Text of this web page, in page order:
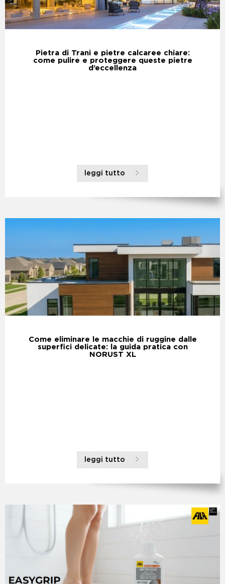
Pietra di Trani e pietre calcaree chiare:
come pulire e proteggere queste pietre
d’eccellenza
leggi tutto
Come eliminare le macchie di ruggine dalle
superfici delicate: la guida pratica con
NORUST XL
leggi tutto